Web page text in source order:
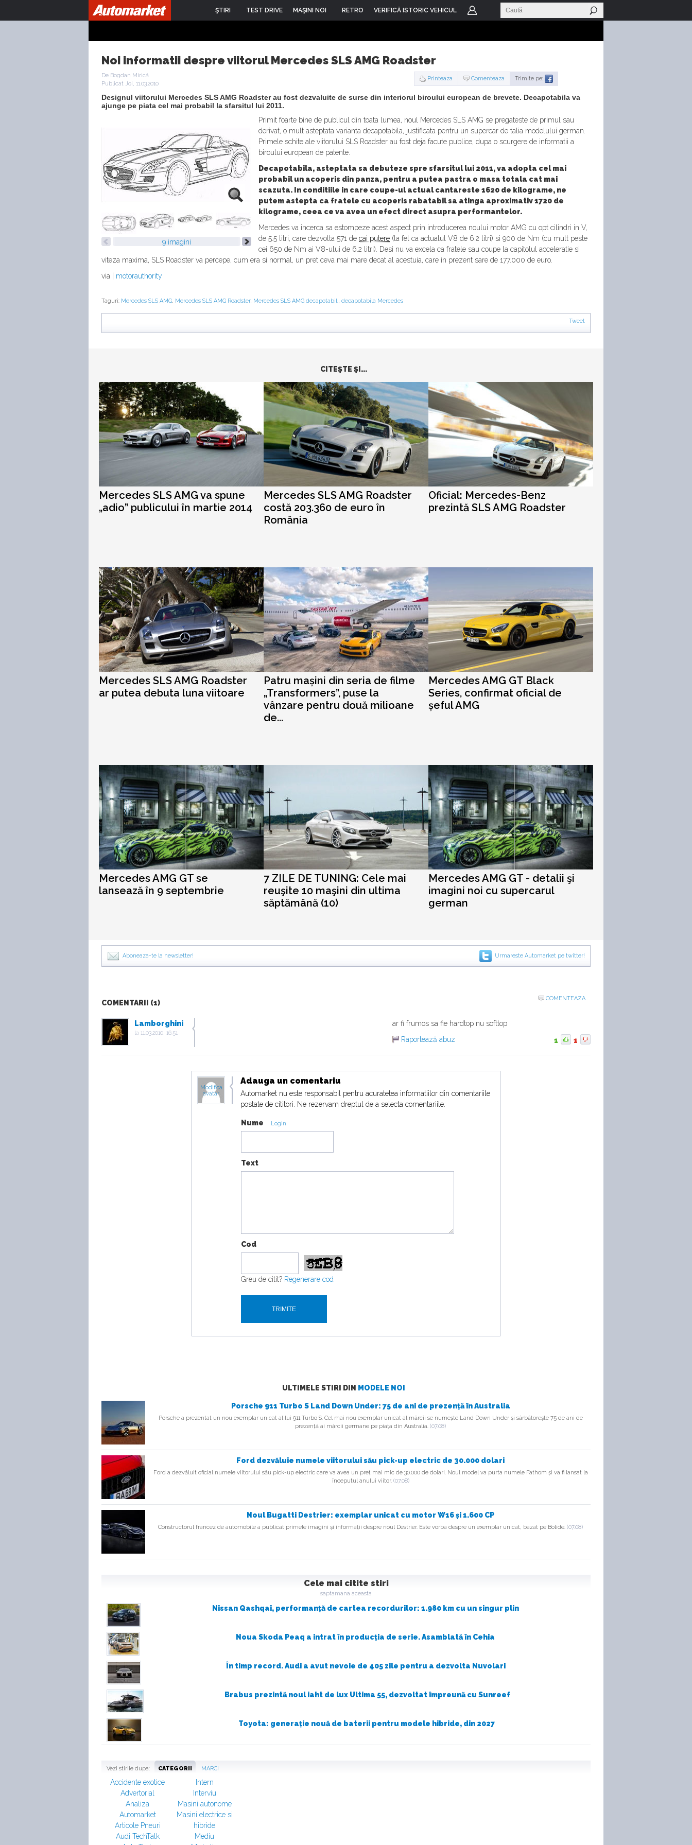
ŞTIRI TEST DRIVE MAŞINI NOI RETRO VERIFICĂ ISTORIC VEHICUL
Noi informatii despre viitorul Mercedes SLS AMG Roadster
De Bogdan Mirică
Publicat Joi, 11.03.2010
Printeaza Comenteaza Trimite pe:
Designul viitorului Mercedes SLS AMG Roadster au fost dezvaluite de surse din interiorul biroului european de brevete. Decapotabila va
ajunge pe piata cel mai probabil la sfarsitul lui 2011.
9 imagini
Primit foarte bine de publicul din toata lumea, noul Mercedes SLS AMG se pregateste de primul sau
derivat, o mult asteptata varianta decapotabila, justificata pentru un supercar de talia modelului german.
Primele schite ale viitorului SLS Roadster au fost deja facute publice, dupa o scurgere de informatii a
biroului european de patente.
Decapotabila, asteptata sa debuteze spre sfarsitul lui 2011, va adopta cel mai
probabil un acoperis din panza, pentru a putea pastra o masa totala cat mai
scazuta. In conditiile in care coupe-ul actual cantareste 1620 de kilograme, ne
putem astepta ca fratele cu acoperis rabatabil sa atinga aproximativ 1720 de
kilograme, ceea ce va avea un efect direct asupra performantelor.
Mercedes va incerca sa estompeze acest aspect prin introducerea noului motor AMG cu opt cilindri in V,
de 5.5 litri, care dezvolta 571 de cai putere (la fel ca actualul V8 de 6.2 litri) si 900 de Nm (cu mult peste
cei 650 de Nm ai V8-ului de 6.2 litri). Desi nu va excela ca fratele sau coupe la capitolul acceleratie si
viteza maxima, SLS Roadster va percepe, cum era si normal, un pret ceva mai mare decat al acestuia, care in prezent sare de 177.000 de euro.
via | motorauthority
Taguri: Mercedes SLS AMG, Mercedes SLS AMG Roadster, Mercedes SLS AMG decapotabil., decapotabila Mercedes
Tweet
CITEŞTE ŞI...
Mercedes SLS AMG va spune
„adio” publicului în martie 2014
Mercedes SLS AMG Roadster
costă 203.360 de euro în
România
Oficial: Mercedes-Benz
prezintă SLS AMG Roadster
Mercedes SLS AMG Roadster
ar putea debuta luna viitoare
Patru mașini din seria de filme
„Transformers”, puse la
vânzare pentru două milioane
de...
Mercedes AMG GT Black
Series, confirmat oficial de
șeful AMG
Mercedes AMG GT se
lansează în 9 septembrie
7 ZILE DE TUNING: Cele mai
reuşite 10 maşini din ultima
săptămână (10)
Mercedes AMG GT - detalii şi
imagini noi cu supercarul
german
Aboneaza-te la newsletter! Urmareste Automarket pe twitter!
COMENTARII (1)
COMENTEAZA
Lamborghini
la 11.03.2010, 16:51
ar fi frumos sa fie hardtop nu softtop
Raportează abuz
1 1
Modifica
avatar
Adauga un comentariu
Automarket nu este responsabil pentru acuratetea informatiilor din comentariile
postate de cititori. Ne rezervam dreptul de a selecta comentariile.
Nume Login
Text
Cod
Greu de citit? Regenerare cod
ULTIMELE STIRI DIN MODELE NOI
Porsche 911 Turbo S Land Down Under: 75 de ani de prezență în Australia
Porsche a prezentat un nou exemplar unicat al lui 911 Turbo S. Cel mai nou exemplar unicat al mărcii se numește Land Down Under și sărbătorește 75 de ani de
prezență ai mărcii germane pe piața din Australia. (07.08)
Ford dezvăluie numele viitorului său pick-up electric de 30.000 dolari
Ford a dezvăluit oficial numele viitorului său pick-up electric care va avea un preț mai mic de 30.000 de dolari. Noul model va purta numele Fathom și va fi lansat la
începutul anului viitor. (07.08)
Noul Bugatti Destrier: exemplar unicat cu motor W16 și 1.600 CP
Constructorul francez de automobile a publicat primele imagini și informații despre noul Destrier. Este vorba despre un exemplar unicat, bazat pe Bolide. (07.08)
Cele mai citite stiri
saptamana aceasta
Nissan Qashqai, performanță de cartea recordurilor: 1.980 km cu un singur plin
Noua Skoda Peaq a intrat în producția de serie. Asamblată în Cehia
În timp record. Audi a avut nevoie de 405 zile pentru a dezvolta Nuvolari
Brabus prezintă noul iaht de lux Ultima 55, dezvoltat împreună cu Sunreef
Toyota: generație nouă de baterii pentru modele hibride, din 2027
Vezi stirile dupa: CATEGORII MARCI
Accidente exotice
Advertorial
Analiza
Automarket
Articole Pneuri
Audi TechTalk
Intern
Interviu
Masini autonome
Masini electrice si
hibride
Mediu